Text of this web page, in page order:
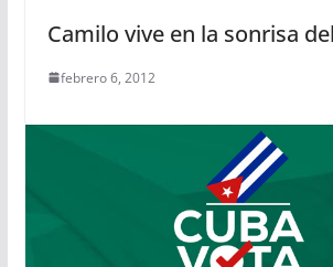
Camilo vive en la sonrisa
febrero 6, 2012